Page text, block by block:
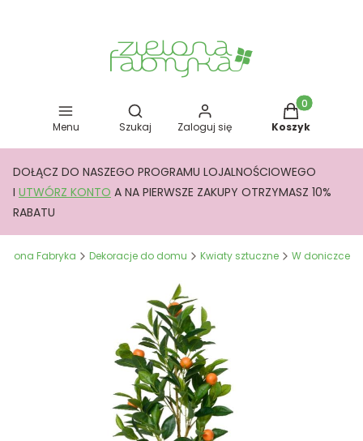
Menu
Otwórz wyszukiwarkę
Szukaj Zaloguj się
Produkty w
Koszyk
DOŁĄCZ DO NASZEGO PROGRAMU LOJALNOŚCIOWEGO
I UTWÓRZ KONTO A NA PIERWSZE ZAKUPY OTRZYMASZ 10%
RABATU
Fabryka Dekoracje do domu Kwiaty sztuczne W doniczce